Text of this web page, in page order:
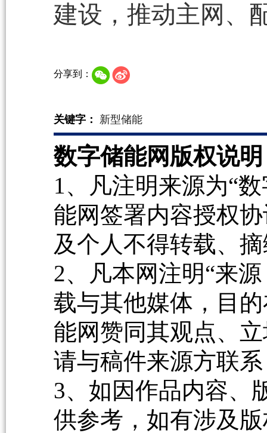
建设，推动主网、
分享到：
关键字： 新型储能
数字储能网版权说
1、凡注明来源为“
能网签署内容授权
及个人不得转载、
2、凡本网注明“来
载与其他媒体，目
能网赞同其观点、
请与稿件来源方联
3、如因作品内容、
供参考，如有涉及